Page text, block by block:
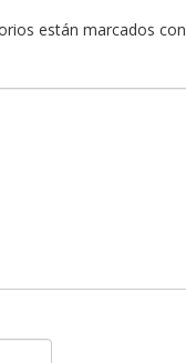
están marcados con